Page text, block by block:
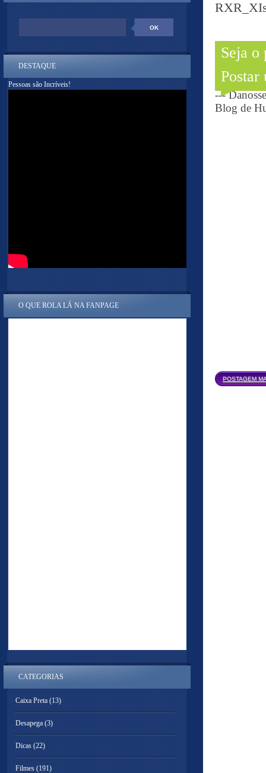
Seja o
Postar
---
Blog de
POSTAGEM
DESTAQUE
Pessoas são Incríveis!
O QUE ROLA LÁ NA FANPAGE
CATEGORIAS
Caixa Preta (13)
Desapega (3)
Dicas (22)
Filmes (191)